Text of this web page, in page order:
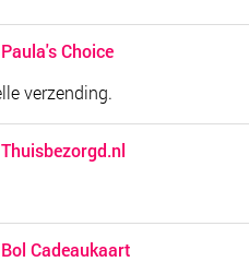
Paula's Choice
verzending.
Thuisbezorgd.nl
Bol Cadeaukaart